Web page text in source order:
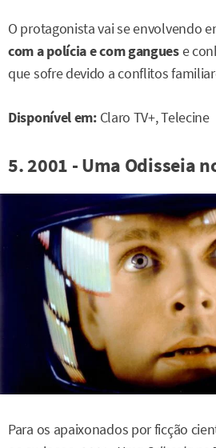
O protagonista vai se envolvendo
com a polícia e com ganguese
que sofre devido a conflitos
Disponível em:Claro TV+, Telecine
5. 2001 - Uma Odisseia
Para os apaixonados por ficção